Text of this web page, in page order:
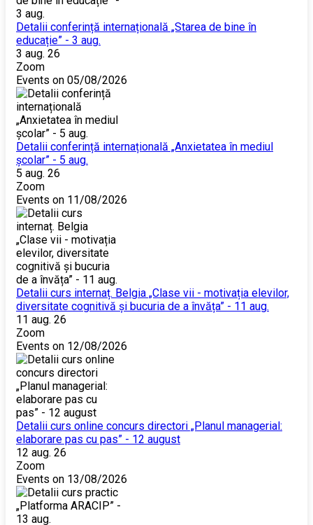
Detalii conferință internațională „Starea de bine în
educație” - 3 aug.
3 aug. 26
Zoom
Events on 05/08/2026
Detalii conferință internațională „Anxietatea în mediul
școlar” - 5 aug.
5 aug. 26
Zoom
Events on 11/08/2026
Detalii curs internaț. Belgia „Clase vii - motivația elevilor,
diversitate cognitivă și bucuria de a învăța” - 11 aug.
11 aug. 26
Zoom
Events on 12/08/2026
Detalii curs online concurs directori „Planul managerial:
elaborare pas cu pas” - 12 august
12 aug. 26
Zoom
Events on 13/08/2026